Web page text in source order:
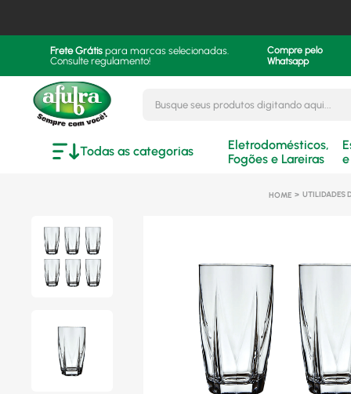
Frete Grátis para marcas selecionadas.
Consulte regulamento!
Compre pelo
Whatsapp
Todas as categorias
Eletrodomésticos,
Fogões e Lareiras
UTILIDADES